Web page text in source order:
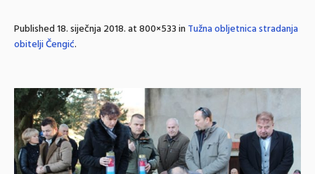
Published18. siječnja 2018.at 800×533 inTužna obljetnica stradanja
obitelji Čengić.